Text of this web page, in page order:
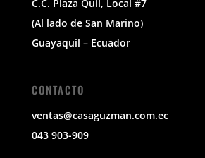
C.C. Plaza Quil, Local #7
(Al lado de San Marino)
Guayaquil – Ecuador
CONTACTO
ventas@casaguzman.com.ec
043 903-909